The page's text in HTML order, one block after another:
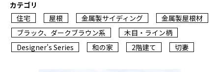
カテゴリ
住宅
屋根 金属製サイディング
金属製屋根材
ブラック、ダークブラウン系
木目・ライン柄
Designer's Series
和の家 2階建て 切妻